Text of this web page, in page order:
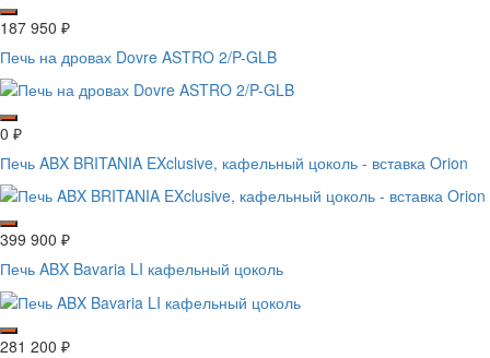
187 950 ₽
Печь на дровах Dovre ASTRO 2/P-GLB
0 ₽
Печь ABX BRITANIA EXclusive, кафельный цоколь - вставка Orion
399 900 ₽
Печь ABX Bavaria LI кафельный цоколь
281 200 ₽